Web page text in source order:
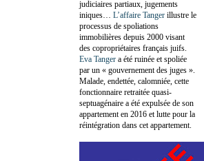
judiciaires partiaux, jugements
iniques… L’affaire Tanger illustre le
processus de spoliations
immobilières depuis 2000 visant
des copropriétaires français juifs.
Eva Tanger a été ruinée et spoliée
par un « gouvernement des juges ».
Malade, endettée, calomniée, cette
fonctionnaire retraitée quasi-
septuagénaire a été expulsée de son
appartement en 2016 et lutte pour la
réintégration dans cet appartement.